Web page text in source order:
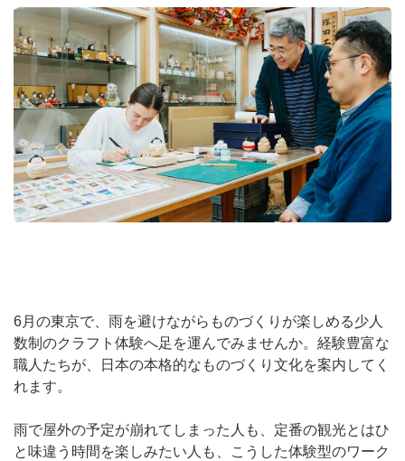
6月の東京で、雨を避けながらものづくりが楽しめる少人
数制のクラフト体験へ足を運んでみませんか。経験豊富な
職人たちが、日本の本格的なものづくり文化を案内してく
れます。
雨で屋外の予定が崩れてしまった人も、定番の観光とはひ
と味違う時間を楽しみたい人も、こうした体験型のワーク